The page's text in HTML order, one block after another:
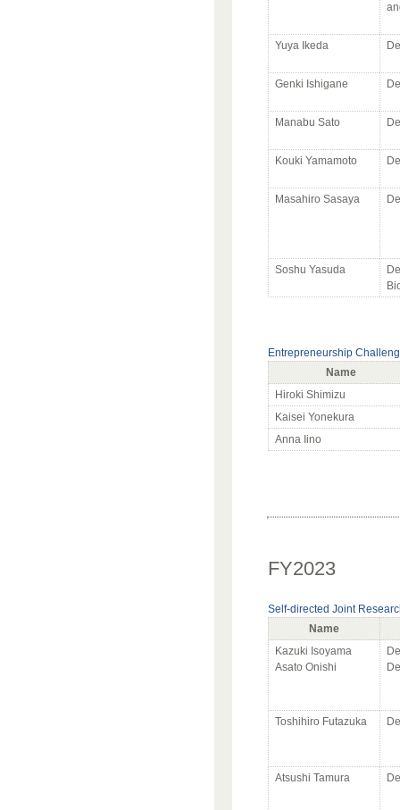
Yuya Ikeda
Genki Ishigane
Manabu Sato
Kouki Yamamoto
Masahiro Sasaya
Soshu Yasuda
Entrepreneurship
Name
Hiroki Shimizu
Kaisei Yonekura
Anna Iino
FY2023
Self-directed Joint
Name
Kazuki Isoyama
Asato Onishi
Toshihiro Futazuka
Atsushi Tamura